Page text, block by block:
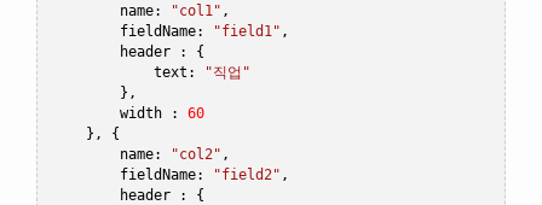
        name
: "col1" ,
        fieldName
: "field1" ,
        header
:
{
            text
:
"직업"
},
        width
:
60
},
{
        name
: "col2" ,
        fieldName
: "field2" ,
        header
:
{